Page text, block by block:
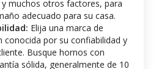
muchos otros factores, para
adecuado para su casa.
Elija una marca de
conocida por su confiabilidad y
Busque hornos con
sólida, generalmente de 10